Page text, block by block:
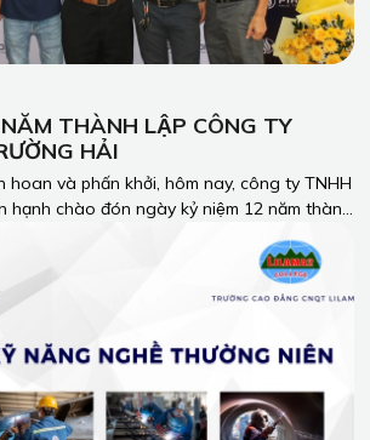
THÀNH LẬP CÔNG TY
HẢI
hoan và phấn khởi, hôm nay, công ty TNHH
hạnh chào đón ngày kỷ niệm 12 năm thành
trọng, đáng tự hào trong hành trình
và đóng góp cho sự phát triển của
hơi tại Việt Nam.